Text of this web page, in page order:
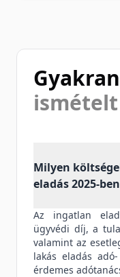
Gyakran
Milyen
eladás 2025-
Az ingatlan
ügyvédi díj, a
valamint az
lakás eladás
érdemes